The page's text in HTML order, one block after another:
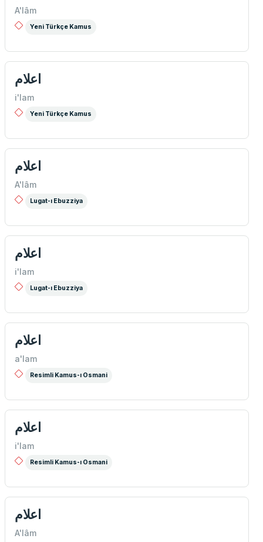
A'lâm
Yeni Türkçe Kamus
اعلام
i'lam
Yeni Türkçe Kamus
اعلام
A'lâm
Lugat-ı Ebuzziya
اعلام
i'lam
Lugat-ı Ebuzziya
اعلام
a'lam
Resimli Kamus-ı Osmani
اعلام
i'lam
Resimli Kamus-ı Osmani
اعلام
A'lâm